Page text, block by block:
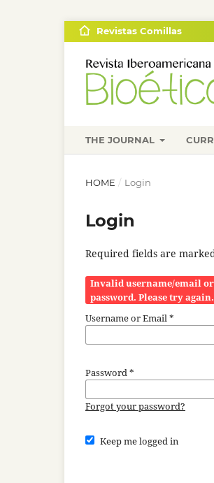
THE JOURNAL
Revistas Comillas
HOME / Login
Login
Required fields are
Invalid username/email or
password. Please try again.
Username or Email*
Password*
Forgot your password?
Keep me logged in